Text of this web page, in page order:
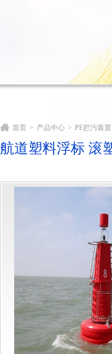
首页 > 产品中心 > PE拦污装置
航道塑料浮标 滚